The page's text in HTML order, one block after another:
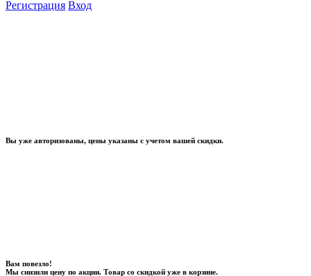
Регистрация Вход
Вы уже авторизованы, цены указаны с учетом вашей скидки.
Вам повезло!
Мы снизили цену по акции. Товар со скидкой уже в корзине.